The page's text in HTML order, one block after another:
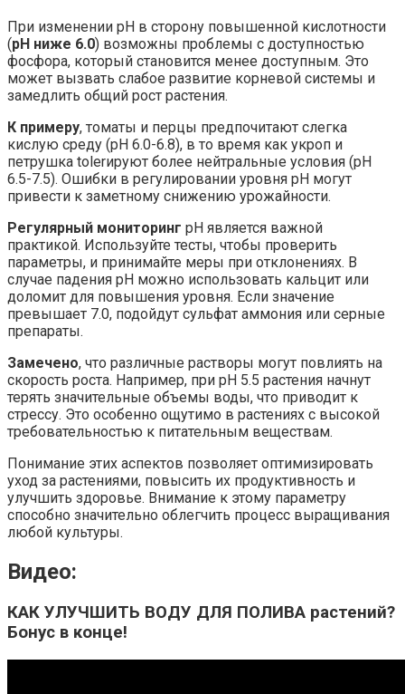
При изменении pH в сторону повышенной кислотности
(pH ниже 6.0) возможны проблемы с доступностью
фосфора, который становится менее доступным. Это
может вызвать слабое развитие корневой системы и
замедлить общий рост растения.
К примеру, томаты и перцы предпочитают слегка
кислую среду (pH 6.0-6.8), в то время как укроп и
петрушка tolerируют более нейтральные условия (pH
6.5-7.5). Ошибки в регулировании уровня pH могут
привести к заметному снижению урожайности.
Регулярный мониторинг pH является важной
практикой. Используйте тесты, чтобы проверить
параметры, и принимайте меры при отклонениях. В
случае падения pH можно использовать кальцит или
доломит для повышения уровня. Если значение
превышает 7.0, подойдут сульфат аммония или серные
препараты.
Замечено, что различные растворы могут повлиять на
скорость роста. Например, при pH 5.5 растения начнут
терять значительные объемы воды, что приводит к
стрессу. Это особенно ощутимо в растениях с высокой
требовательностью к питательным веществам.
Понимание этих аспектов позволяет оптимизировать
уход за растениями, повысить их продуктивность и
улучшить здоровье. Внимание к этому параметру
способно значительно облегчить процесс выращивания
любой культуры.
Видео:
КАК УЛУЧШИТЬ ВОДУ ДЛЯ ПОЛИВА растений?
Бонус в конце!